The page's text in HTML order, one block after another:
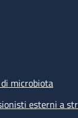
microbiota
esterni a